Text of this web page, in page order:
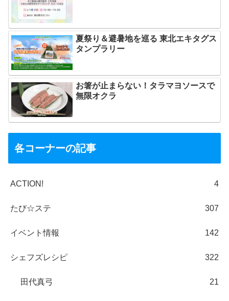
夏祭り＆避暑地を巡る 東北エキタグス
タンプラリー
お箸が止まらない！タラマヨソースで
無限オクラ
各コーナーの記事
ACTION! 4
たび☆ステ 307
イベント情報 142
シェフズレシピ 322
田代真弓 21